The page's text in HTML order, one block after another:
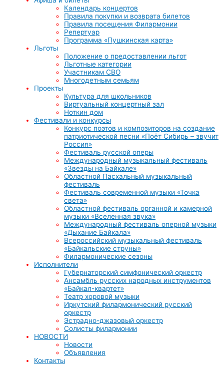
Календарь концертов
Правила покупки и возврата билетов
Правила посещения Филармонии
Репертуар
Программа «Пушкинская карта»
Льготы
Положение о предоставлении льгот
Льготные категории
Участникам СВО
Многодетным семьям
Проекты
Культура для школьников
Виртуальный концертный зал
Ноткин дом
Фестивали и конкурсы
Конкурс поэтов и композиторов на создание
патриотической песни «Поёт Сибирь – звучит
Россия»
Фестиваль русской оперы
Международный музыкальный фестиваль
«Звезды на Байкале»
Областной Пасхальный музыкальный
фестиваль
Фестиваль современной музыки «Точка
света»
Областной фестиваль органной и камерной
музыки «Вселенная звука»
Международный фестиваль оперной музыки
«Дыхание Байкала»
Всероссийский музыкальный фестиваль
«Байкальские струны»
Филармонические сезоны
Исполнители
Губернаторский симфонический оркестр
Ансамбль русских народных инструментов
«Байкал-квартет»
Театр хоровой музыки
Иркутский филармонический русский
оркестр
Эстрадно-джазовый оркестр
Солисты филармонии
НОВОСТИ
Новости
Объявления
Контакты